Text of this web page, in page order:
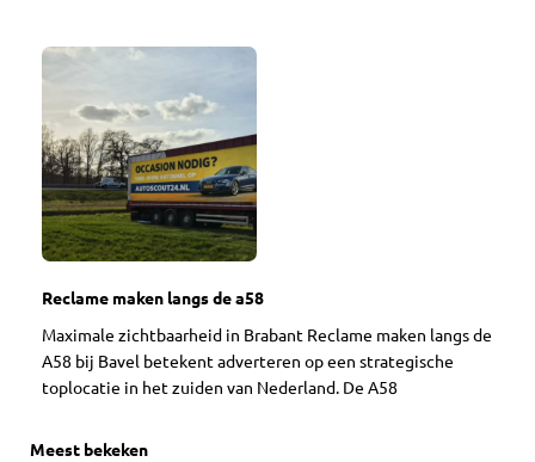
Reclame maken langs de a58
Maximale zichtbaarheid in Brabant Reclame maken langs de
A58 bij Bavel betekent adverteren op een strategische
toplocatie in het zuiden van Nederland. De A58
Meest bekeken